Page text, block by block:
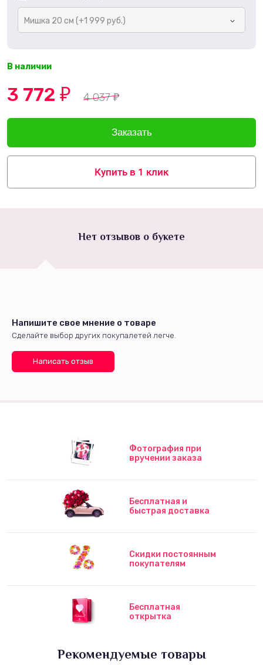
Мишка 20 см (+1 999 руб.)
В наличии
3 772 ₽ 4 037₽
Купить в 1 клик
Нет отзывов о букете
Напишите свое мнение о товаре
Сделайте выбор других покупалетей легче.
Написать отзыв
Фотография при
вручении заказа
Бесплатная и
быстрая доставка
Скидки постоянным
покупателям
Бесплатная
открытка
Рекомендуемые товары